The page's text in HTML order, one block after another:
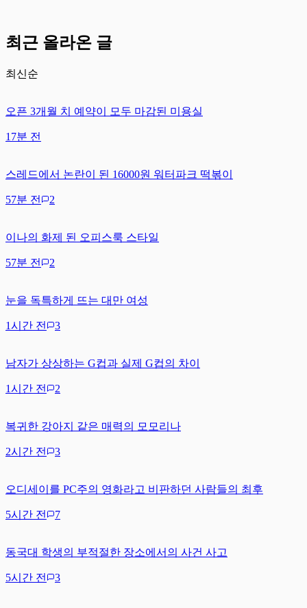
최근 올라온 글
최신순
오픈 3개월 치 예약이 모두 마감된 미용실
17분 전
스레드에서 논란이 된 16000원 워터파크 떡볶이
57분 전 2
이나의 화제 된 오피스룩 스타일
57분 전 2
눈을 독특하게 뜨는 대만 여성
1시간 전 3
남자가 상상하는 G컵과 실제 G컵의 차이
1시간 전 2
복귀한 강아지 같은 매력의 모모리나
2시간 전 3
오디세이를 PC주의 영화라고 비판하던 사람들의 최후
5시간 전 7
동국대 학생의 부적절한 장소에서의 사건 사고
5시간 전 3